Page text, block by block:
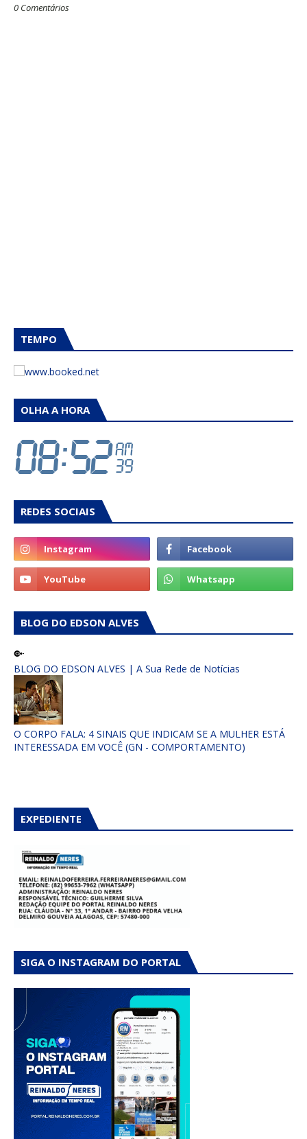
0 Comentários
TEMPO
OLHA A HORA
REDES SOCIAIS
BLOG DO EDSON ALVES
BLOG DO EDSON ALVES | A Sua Rede de Notícias
O CORPO FALA: 4 SINAIS QUE INDICAM SE A MULHER ESTÁ
INTERESSADA EM VOCÊ (GN - COMPORTAMENTO)
EXPEDIENTE
SIGA O INSTAGRAM DO PORTAL